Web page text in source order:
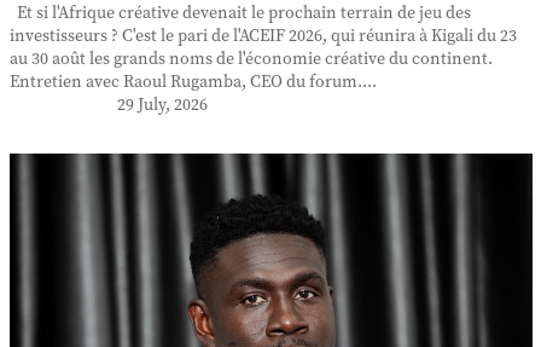
Et si l'Afrique créative devenait le prochain terrain de jeu des
investisseurs ? C'est le pari de l'ACEIF 2026, qui réunira à Kigali du 23
au 30 août les grands noms de l'économie créative du continent.
Entretien avec Raoul Rugamba, CEO du forum....
29 July, 2026